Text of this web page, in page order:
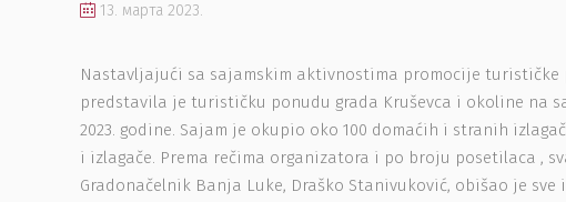
13. марта 2023.
Nastavljajući sa sajamskim aktivnostima promocije turističke
predstavila je turističku ponudu grada Kruševca i okoline na
2023. godine. Sajam je okupio oko 100 domaćih i stranih
i izlagače. Prema rečima organizatora i po broju posetilaca ,
Gradonačelnik Banja Luke, Draško Stanivuković, obišao je